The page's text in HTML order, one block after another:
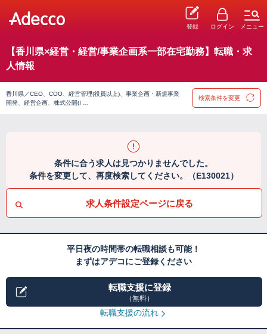
登録 ログイン メニュー
【香川県×経営・経営/事業企画系一部在宅勤務】転職・求
人情報
香川県／CEO、COO、経営管理(役員以上)、事業企画・新規事業
開発、経営企画、株式公開(I …
検索条件を変更
条件に合う求人は見つかりませんでした。
条件を変更して、再度検索してください。（E130021）
求人条件設定ページに戻る
平日夜の時間帯の転職相談も可能！
まずはアデコにご登録ください
転職支援に登録
（無料）
転職支援の流れ